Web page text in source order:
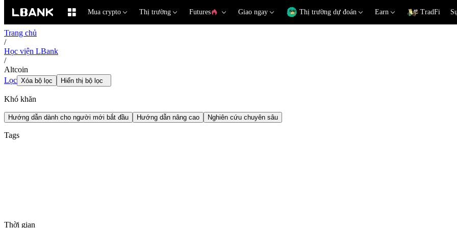
Mua crypto Thị trường Futures Giao ngay Thị trường dự đoán Earn TradFi
Trang chủ
/
Học viện LBank
/
Altcoin
Lọc Xóa bộ lọc Hiển thị bộ lọc
Khó khăn
Hướng dẫn dành cho người mới bắt đầu Hướng dẫn nâng cao Nghiên cứu chuyên sâu
Tags
Thời gian